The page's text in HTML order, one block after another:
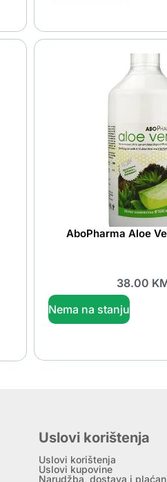
AboPharma Aloe
38.00
Nema na stanju
Uslovi korištenja
Uslovi korištenja
Uslovi kupovine
Narudžba, dostava i